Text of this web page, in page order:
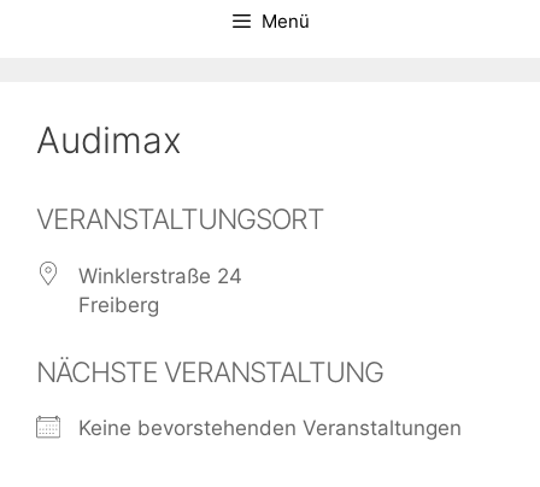
Menü
Audimax
VERANSTALTUNGSORT
Winklerstraße 24
Freiberg
NÄCHSTE VERANSTALTUNG
Keine bevorstehenden Veranstaltungen